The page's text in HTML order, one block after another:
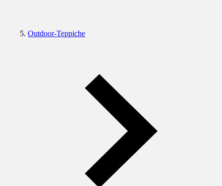
Outdoor-Teppiche